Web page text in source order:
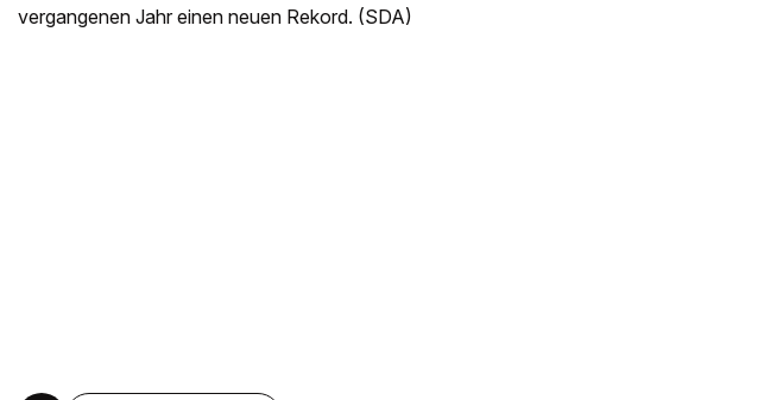
vergangenen Jahr einen neuen Rekord. (SDA)